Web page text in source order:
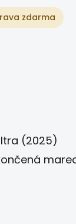
zdarma
(2025)